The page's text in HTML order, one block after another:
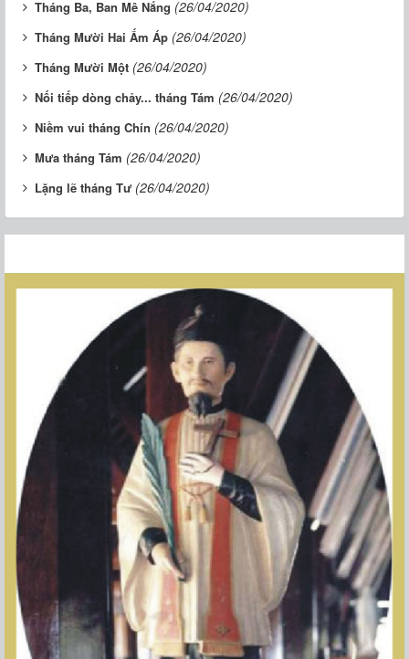
Tháng Ba, Ban Mê Nắng (26/04/2020)
Tháng Mười Hai Ấm Áp (26/04/2020)
Tháng Mười Một (26/04/2020)
Nối tiếp dòng chảy... tháng Tám (26/04/2020)
Niềm vui tháng Chín (26/04/2020)
Mưa tháng Tám (26/04/2020)
Lặng lẽ tháng Tư (26/04/2020)